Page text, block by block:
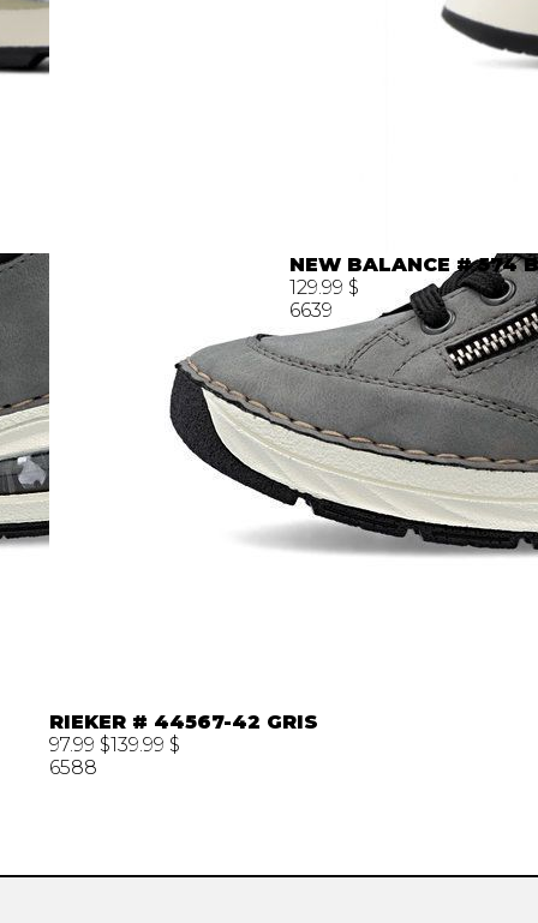
RIEKER # 44567-42 GRIS
97.99 $139.99 $
6588
NEW BALANCE # 574
129.99 $
6639